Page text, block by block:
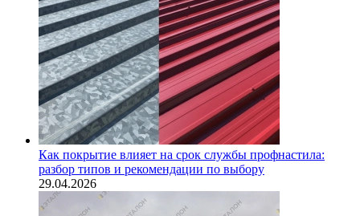
Как покрытие влияет на срок службы профнастила:
разбор типов и рекомендации по выбору
29.04.2026